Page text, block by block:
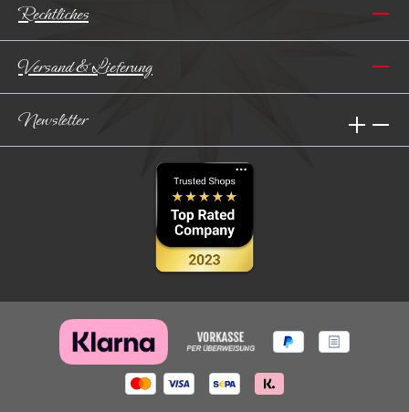
Rechtliches
Versand & Lieferung
Newsletter